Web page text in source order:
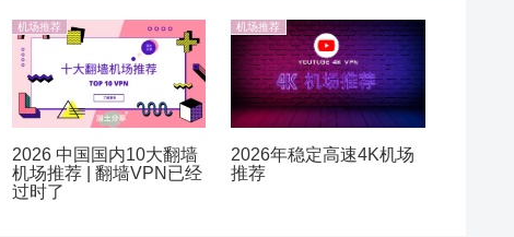
机场推荐
2026 中国国内10大翻墙
机场推荐 | 翻墙VPN已经
过时了
机场推荐
2026年稳定高速4K机场
推荐